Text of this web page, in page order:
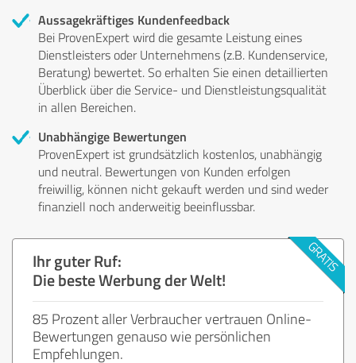
Aussagekräftiges Kundenfeedback
Bei ProvenExpert wird die gesamte Leistung eines
Dienstleisters oder Unternehmens (z.B. Kundenservice,
Beratung) bewertet. So erhalten Sie einen detaillierten
Überblick über die Service- und Dienstleistungsqualität
in allen Bereichen.
Unabhängige Bewertungen
ProvenExpert ist grundsätzlich kostenlos, unabhängig
und neutral. Bewertungen von Kunden erfolgen
freiwillig, können nicht gekauft werden und sind weder
finanziell noch anderweitig beeinflussbar.
Ihr guter Ruf:
Die beste Werbung der Welt!
85 Prozent aller Verbraucher vertrauen Online-
Bewertungen genauso wie persönlichen
Empfehlungen.